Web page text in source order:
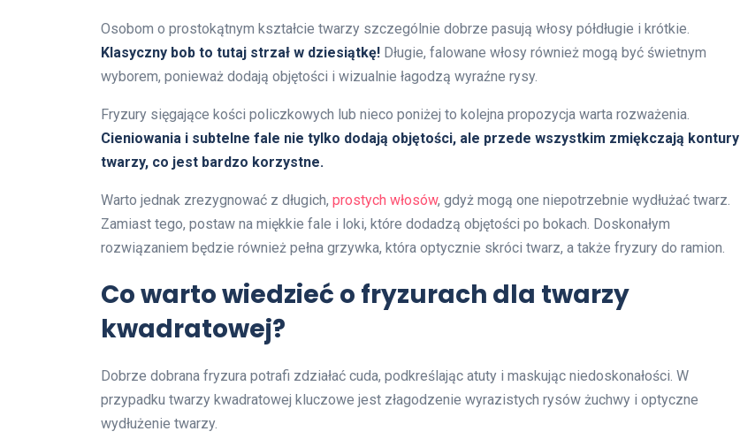
Osobom o prostokątnym kształcie twarzy szczególnie dobrze pasują włosy półdługie i krótkie.
Klasyczny bob to tutaj strzał w dziesiątkę! Długie, falowane włosy również mogą być świetnym
wyborem, ponieważ dodają objętości i wizualnie łagodzą wyraźne rysy.
Fryzury sięgające kości policzkowych lub nieco poniżej to kolejna propozycja warta rozważenia.
Cieniowania i subtelne fale nie tylko dodają objętości, ale przede wszystkim zmiękczają kontury
twarzy, co jest bardzo korzystne.
Warto jednak zrezygnować z długich, prostych włosów, gdyż mogą one niepotrzebnie wydłużać twarz.
Zamiast tego, postaw na miękkie fale i loki, które dodadzą objętości po bokach. Doskonałym
rozwiązaniem będzie również pełna grzywka, która optycznie skróci twarz, a także fryzury do ramion.
Co warto wiedzieć o fryzurach dla twarzy
kwadratowej?
Dobrze dobrana fryzura potrafi zdziałać cuda, podkreślając atuty i maskując niedoskonałości. W
przypadku twarzy kwadratowej kluczowe jest złagodzenie wyrazistych rysów żuchwy i optyczne
wydłużenie twarzy.